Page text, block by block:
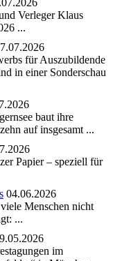
Verleger Klaus
...
für Auszubildende
in einer Sonderschau
baut ihre
auf insgesamt ...
Papier – speziell für
04.06.2026
Menschen nicht
...
im